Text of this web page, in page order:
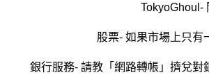
TokyoGhoul-
股票- 如果市場上只有
銀行服務- 請教「網路轉帳」擠兌